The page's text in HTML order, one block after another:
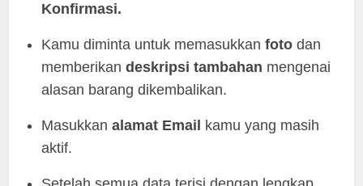
Konfirmasi.
Kamu diminta untuk memasukkanfoto dan
memberikandeskripsi tambahan mengenai
alasan barang dikembalikan.
Masukkanalamat Email
kamu yang masih
aktif.